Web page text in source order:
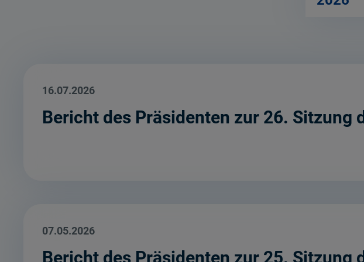
16.07.2026
Bericht des Präsidenten zur 26. Sitzung
07.05.2026
Bericht des Präsidenten zur 25. Sitzung